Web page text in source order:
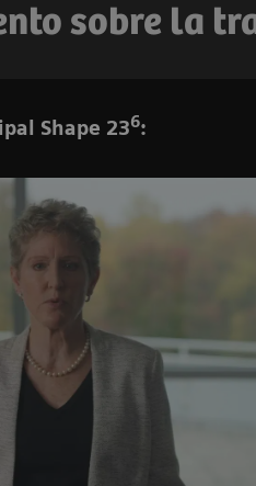
sobre la
Shape 236: